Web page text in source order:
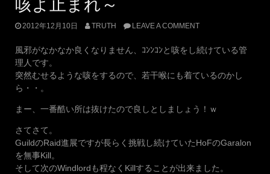
2012年12月10日 TRUTH LEAVE A COMMENT
風邪がなかなか良くなりません、ｺﾝﾝｺﾝと咳をし続けている管
理人です。
突然むせるような咳をするので、若干喉にも着ているのかし
ら・・。
まー、一番酷い所は抜けたので良しとしましょう！ｗ
さてさて。
GuildのRaid進展ですが長らく挑戦し続けていたHoFのGaralon
を無事Kill。
そして次のWindlordも程なくKillすることが出来ました。